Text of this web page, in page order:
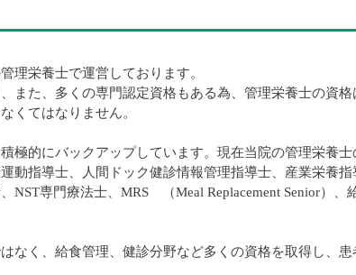
理栄養士で運営しております。
また、多くの専門認定資格もある為、管理栄養士の資
くてはなりません。
極的にバックアップしています。現在当院の管理栄養
動指導士、人間ドック健診情報管理指導士、産業栄養
NST専門療法士、MRS （Meal Replacement Senior）
なく、給食管理、健診分野など多くの資格を取得し、